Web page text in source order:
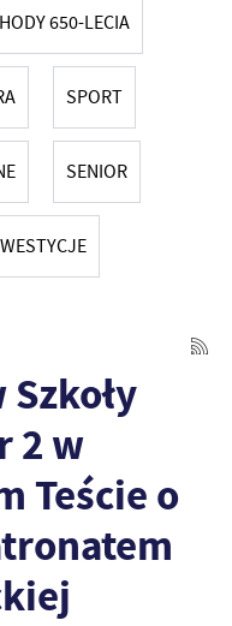
650-LECIA
SPORT
SENIOR
2 w
Teście o